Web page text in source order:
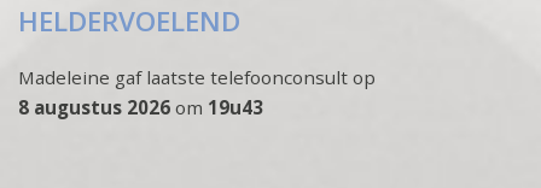
HELDERVOELEND
Madeleine gaf laatste telefoonconsult op
8 augustus 2026 om 19u43